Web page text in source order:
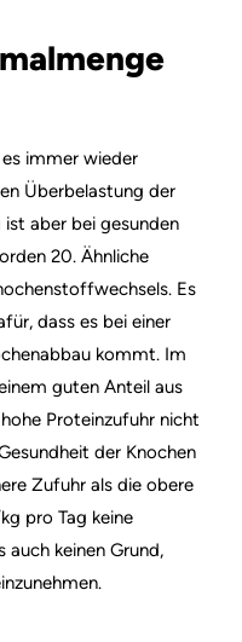
immer wieder
Überbelastung der
aber bei gesunden
20. Ähnliche
Es
dass es bei einer
kommt. Im
guten Anteil aus
Proteinzufuhr nicht
der Knochen
Zufuhr als die obere
pro Tag keine
keinen Grund,